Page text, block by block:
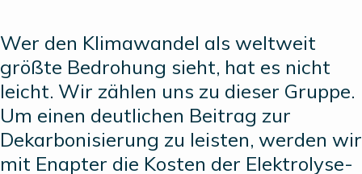
Wer den Klimawandel als weltweit
größte Bedrohung sieht, hat es nicht
leicht. Wir zählen uns zu dieser Gruppe.
Um einen deutlichen Beitrag zur
Dekarbonisierung zu leisten, werden wir
mit Enapter die Kosten der Elektrolyse-